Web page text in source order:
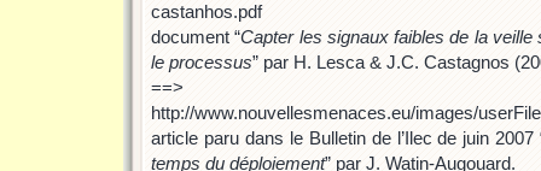
castanhos.pdf
document “Capter les signaux faibles de la
le processus” par H. Lesca & J.C. Castagnos
==>
http://www.nouvellesmenaces.eu/images/
article paru dans le Bulletin de l’Ilec de juin 2007
temps du déploiement” par J. Watin-Augouard.